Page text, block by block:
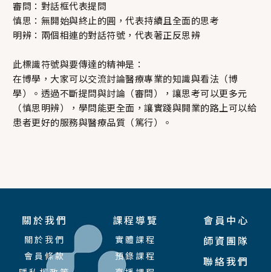
審問：對話框代表提問
慎思：無開始與終止的圓，代表持續且全面的思考
明辨：兩個相連的對話符號，代表著正反思辨
此標識符號與要傳達的精神是：
在博學，大家可以交流討論醫療專業的知識與看法（博
學）。透過不斷提問與討論（審問），讓思考可以更多元
（慎思明辨），學問能更全面，讓實踐與開業的路上可以給
患者更好的服務與醫療品質（篤行）。
關於我們
關於我們
會員條款
課程導覽
實體課程
預錄課程
會員中心
師資團隊
聯絡我們